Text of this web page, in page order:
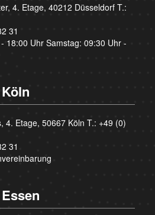
4. Etage, 40212 Düsseldorf T.:
31
18:00 Uhr Samstag: 09:30 Uhr -
4. Etage, 50667 Köln T.: +49 (0)
31